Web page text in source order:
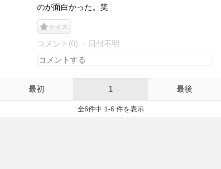
のが面白かった。笑
ナイス
コメント(0) 日付不明
最初 1 最後
全6件中 1-6 件を表示